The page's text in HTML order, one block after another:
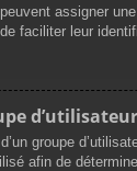
assigner
faciliter leur
groupe
afin de